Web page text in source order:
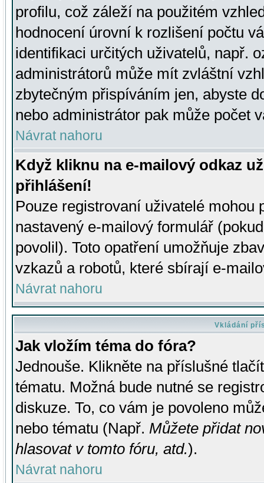
profilu, což záleží na použitém
hodnocení úrovní k rozlišení počtu
identifikaci určitých uživatelů, např.
administrátorů může mít zvláštní
zbytečným přispíváním jen, abyste
nebo administrátor pak může počet
Návrat nahoru
Když kliknu na e-mailový odkaz
přihlášení!
Pouze registrovaní uživatelé mohou
nastavený e-mailový formulář
povolil). Toto opatření umožňuje
vzkazů a robotů, které sbírají e-
Návrat nahoru
Vkládání
Jak vložím téma do fóra?
Jednouše. Klikněte na příslušné
tématu. Možná bude nutné se
diskuze. To, co vám je povoleno
nebo tématu (Např. Můžete přidat
hlasovat v tomto fóru, atd.).
Návrat nahoru